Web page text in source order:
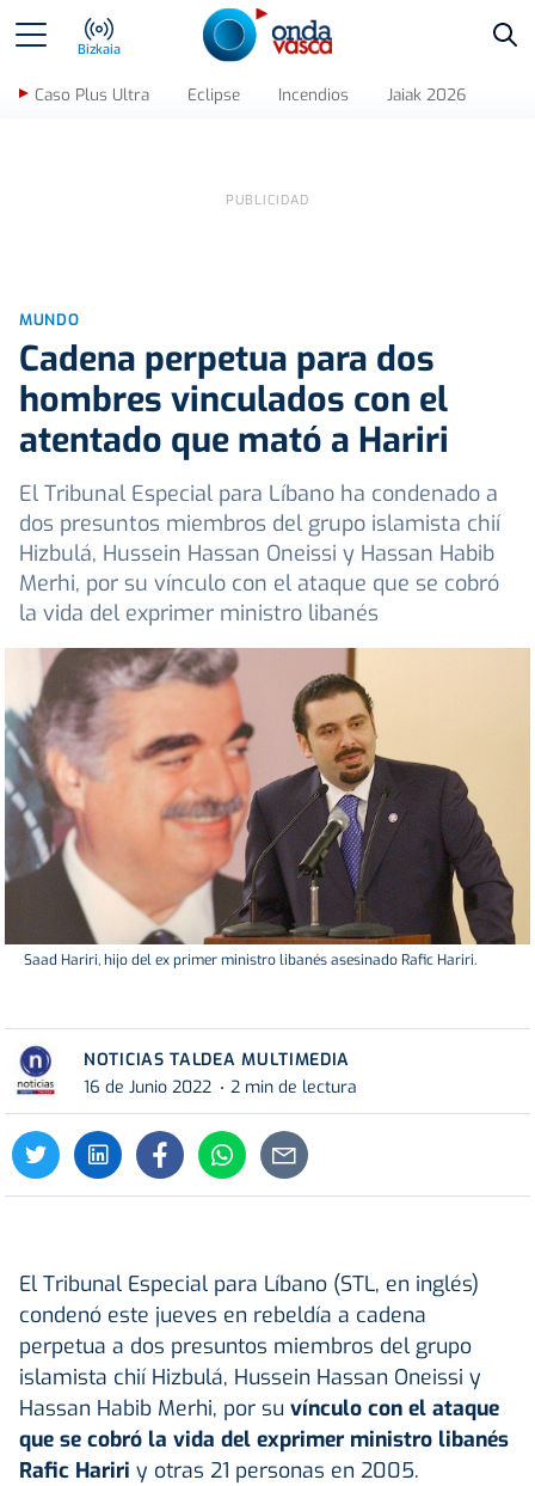
Bizkaia
Caso Plus Ultra Eclipse Incendios Jaiak 2026
MUNDO
Cadena perpetua para dos
hombres vinculados con el
atentado que mató a Hariri
El Tribunal Especial para Líbano ha condenado a
dos presuntos miembros del grupo islamista chií
Hizbulá, Hussein Hassan Oneissi y Hassan Habib
Merhi, por su vínculo con el ataque que se cobró
la vida del exprimer ministro libanés
Saad Hariri, hijo del ex primer ministro libanés asesinado Rafic Hariri.
NOTICIAS TALDEA MULTIMEDIA
16 de Junio 2022
2 min de lectura
El Tribunal Especial para Líbano (STL, en inglés)
condenó este jueves en rebeldía a cadena
perpetua a dos presuntos miembros del grupo
islamista chií Hizbulá, Hussein Hassan Oneissi y
Hassan Habib Merhi, por su vínculo con el ataque
que se cobró la vida del exprimer ministro libanés
Rafic Hariri y otras 21 personas en 2005.